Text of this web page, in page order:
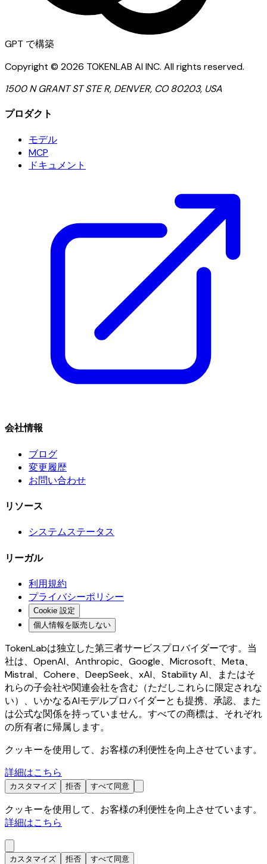
GPT で構築
Copyright © 2026 TOKENLAB AI INC. All rights reserved.
1500 N GRANT ST STE R, DENVER, CO 80203, USA
プロダクト
モデル
MCP
ドキュメント
会社情報
ブログ
変更履歴
お問い合わせ
リソース
システムステータス
リーガル
利用規約
プライバシーポリシー
Cookie 設定
個人情報を販売しない
TokenLabは独立した第三者サービスプロバイダーです。当
社は、OpenAI、Anthropic、Google、Microsoft、Meta、
Mistral、Cohere、DeepSeek、xAI、Stability AI、またはそ
れらの子会社や関連会社を含む（ただしこれらに限定されな
い）、いかなるAIモデルプロバイダーとも提携、承認、また
は公式な関係を持っていません。すべての商標は、それぞれ
の所有者に帰属します。
クッキーを使用して、お客様の利便性を向上させています。
詳細はこちら
カスタマイズ 拒否 すべて同意
クッキーを使用して、お客様の利便性を向上させています。
詳細はこちら
カスタマイズ 拒否 すべて同意